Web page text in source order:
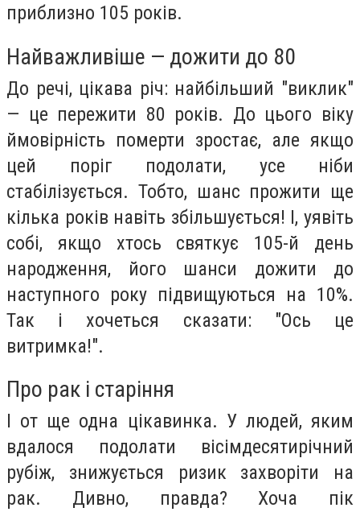
приблизно 105 років.
Найважливіше — дожити до 80
До речі, цікава річ: найбільший "виклик"
— це пережити 80 років. До цього віку
ймовірність померти зростає, але якщо
цей поріг подолати, усе ніби
стабілізується. Тобто, шанс прожити ще
кілька років навіть збільшується! І, уявіть
собі, якщо хтось святкує 105-й день
народження, його шанси дожити до
наступного року підвищуються на 10%.
Так і хочеться сказати: "Ось це
витримка!".
Про рак і старіння
І от ще одна цікавинка. У людей, яким
вдалося подолати вісімдесятирічний
рубіж, знижується ризик захворіти на
рак. Дивно, правда? Хоча пік